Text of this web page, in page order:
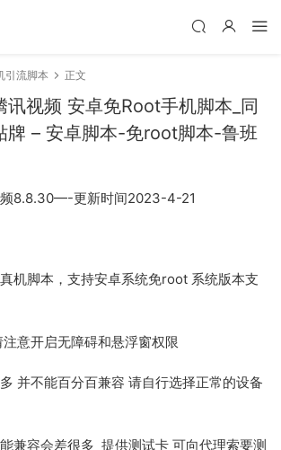
引流脚本 正文
讯视频 安卓免Root手机脚本_同
牌 – 安卓脚本-免root脚本-鲁班
频8.8.30—-更新时间2023-4-21
机脚本，支持安卓系统免root 系统版本支
意开启无障碍和悬浮窗权限
并不能百分百兼容 请自行选择正常的设备
兼容会差很多 提供测试卡 可向代理索要测